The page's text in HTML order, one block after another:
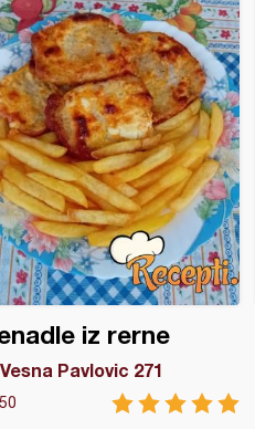
iz rerne
Vesna Pavlovic 271